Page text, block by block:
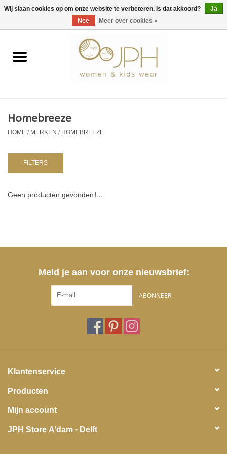
EUR/GBP/USD 0 Artikelen - €0,00
Home
Kids
NURSERY / TABLEWARE
Homebreeze
HOME/MERKEN/HOMEBREEZE
FILTERS
Geen producten gevonden!...
Meld je aan voor onze nieuwsbrief:
ABONNEER
Klantenservice
Producten
Mijn account
JPH Store A'dam - Delft
Wij slaan cookies op om onze website te verbeteren. Is dat akkoord?
Ja
Nee
Meer over cookies »